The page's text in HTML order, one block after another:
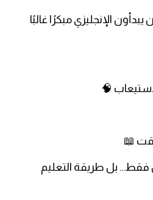
الإنجليزي مبكرًا غالبًا
🧠
📖
بل طريقة التعليم